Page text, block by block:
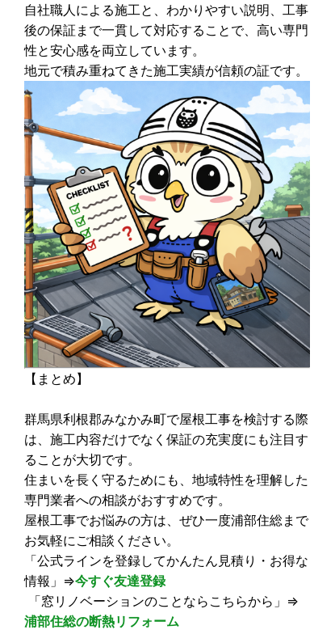
自社職人による施工と、わかりやすい説明、工事
後の保証まで一貫して対応することで、高い専門
性と安心感を両立しています。
地元で積み重ねてきた施工実績が信頼の証です。
【まとめ】
群馬県利根郡みなかみ町で屋根工事を検討する際
は、施工内容だけでなく保証の充実度にも注目す
ることが大切です。
住まいを長く守るためにも、地域特性を理解した
専門業者への相談がおすすめです。
屋根工事でお悩みの方は、ぜひ一度浦部住総まで
お気軽にご相談ください。
「公式ラインを登録してかんたん見積り・お得な
情報」⇒今すぐ友達登録
「窓リノベーションのことならこちらから」⇒
浦部住総の断熱リフォーム